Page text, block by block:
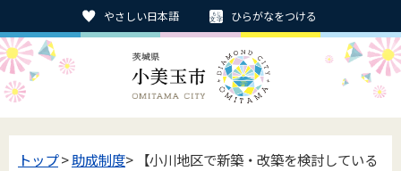
やさしい日本語 ひらがなをつける
トップ>助成制度> 【小川地区で新築・改築を検討している